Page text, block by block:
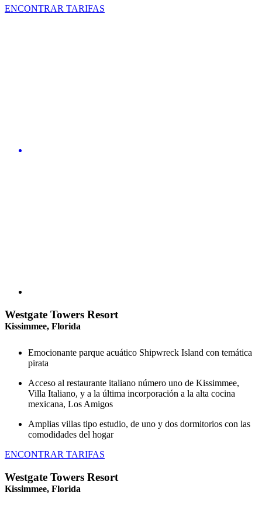
ENCONTRAR TARIFAS
Westgate Towers Resort
Kissimmee, Florida
Emocionante parque acuático Shipwreck Island con temática
pirata
Acceso al restaurante italiano número uno de Kissimmee,
Villa Italiano, y a la última incorporación a la alta cocina
mexicana, Los Amigos
Amplias villas tipo estudio, de uno y dos dormitorios con las
comodidades del hogar
ENCONTRAR TARIFAS
Westgate Towers Resort
Kissimmee, Florida